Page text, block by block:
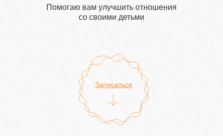
Помогаю вам улучшить отношения
со своими детьми
Записаться